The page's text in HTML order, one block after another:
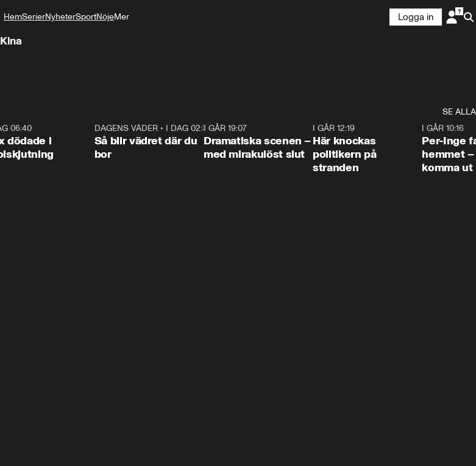
HemSerierNyheterSportNöjeMer
Logga in
SE ALLA
06:40
dödade i
1:06
DAGENS VÄDER• I DAG 02:30
Så blir vädret där du
bor
I GÅR 19:07
Dramatiska scenen –
med mirakulöst slut
I GÅR 12:19
Här knockas
politikern på
stranden
I GÅR 10:16
Per-Inge
hemmet
komma ut